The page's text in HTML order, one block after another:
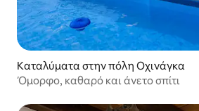
Καταλύματα στην πόλη Οχινάγκα
Όμορφο, καθαρό και άνετο σπίτι